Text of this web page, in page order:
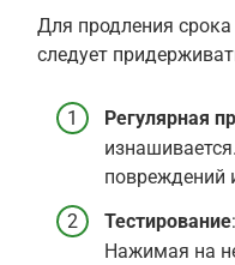
Для продления
следует
Регулярная
повреждений
Тестирование
Нажимая на